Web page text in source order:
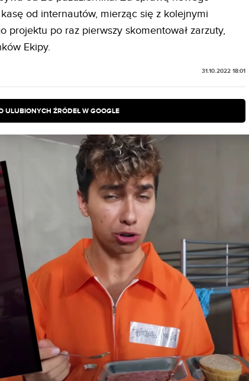
od internautów, mierząc się z kolejnymi
projektu po raz pierwszy skomentował zarzuty,
Ekipy.
31.10.2022 18:01
ULUBIONYCH ŹRÓDEŁ W GOOGLE